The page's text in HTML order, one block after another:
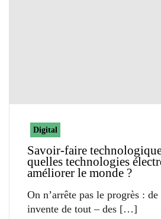
Digital
Savoir-faire
quelles technologies
améliorer le monde ?
On n’arrête pas le progrès :
invente de tout – des